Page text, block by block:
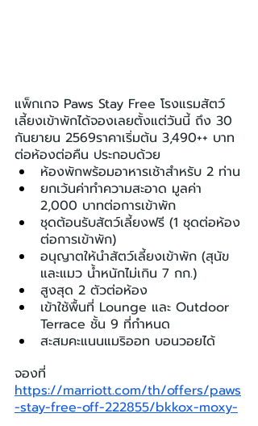
แพ็กเกจ Paws Stay Free โรงแรมสัตว์
เลี้ยงเข้าพักได้จองเลยตั้งแต่วันนี้ ถึง 30
กันยายน 2569ราคาเริ่มต้น 3,490++ บาท
ต่อห้องต่อคืน ประกอบด้วย
ห้องพักพร้อมอาหารเช้าสำหรับ 2 ท่าน
ยกเว้นค่าทำความสะอาด มูลค่า
2,000 บาทต่อการเข้าพัก
ชุดต้อนรับสัตว์เลี้ยงฟรี (1 ชุดต่อห้อง
ต่อการเข้าพัก)
อนุญาตให้นำสัตว์เลี้ยงเข้าพัก (สุนัข
และแมว น้ำหนักไม่เกิน 7 กก.)
สูงสุด 2 ตัวต่อห้อง
เข้าใช้พื้นที่ Lounge และ Outdoor
Terrace ชั้น 9 ที่กำหนด
สะสมคะแนนแมริออท บอนวอยได้
จองที่
https://marriott.com/th/offers/paws
-stay-free-off-222855/bkkox-moxy-